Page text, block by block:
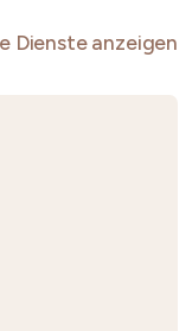
Dienste anzeigen